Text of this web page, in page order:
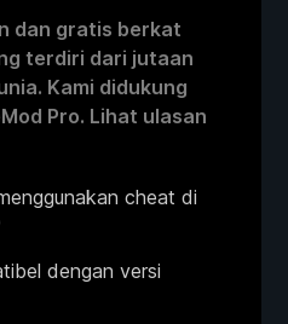
dan gratis berkat
terdiri dari jutaan
Kami didukung
Pro. Lihat ulasan
cheat di
dengan versi